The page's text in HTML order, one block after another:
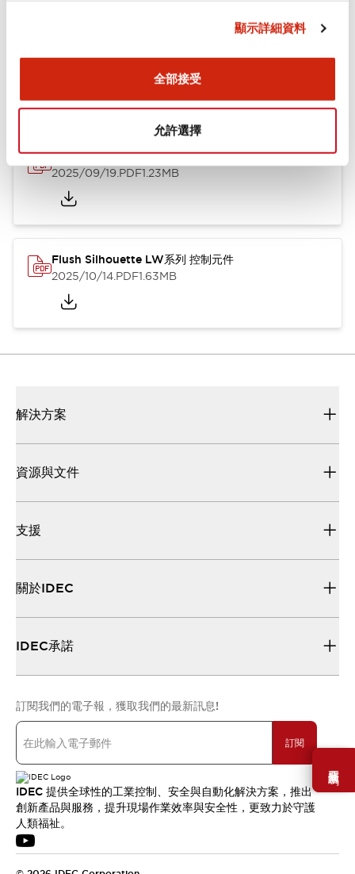
顯示詳細資料
全部接受
允許選擇
需要幫助嗎？
Flush Silhouette LW系列 控制元件 (英文版)
2025/09/19.PDF1.23MB
Flush Silhouette LW系列 控制元件
2025/10/14.PDF1.63MB
解決方案
資源與文件
支援
關於IDEC
IDEC承諾
訂閱我們的電子報，獲取我們的最新訊息!
訂閱
IDEC 提供全球性的工業控制、安全與自動化解決方案，推出
創新產品與服務，提升現場作業效率與安全性，更致力於守護
人類福祉。